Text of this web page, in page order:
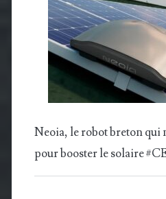
Neoia, le robot breton qui
pour booster le solaire